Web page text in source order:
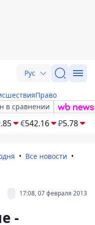
Рус
Право
в сравнении
€542.16 ₽5.78
Все новости
17:08, 07 февраля 2013
-